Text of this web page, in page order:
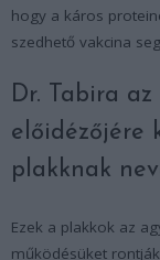
hogy a káros
szedhető vakcina
Dr. Tabira
előidézőjére
plakknak
Ezek a plakkok az
működésüket